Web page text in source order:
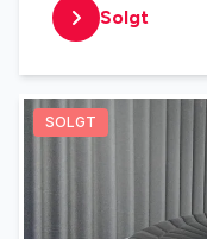
Solgt
SOLGT